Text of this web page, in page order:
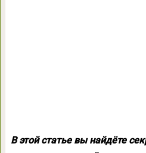
В этой статье вы найдёте